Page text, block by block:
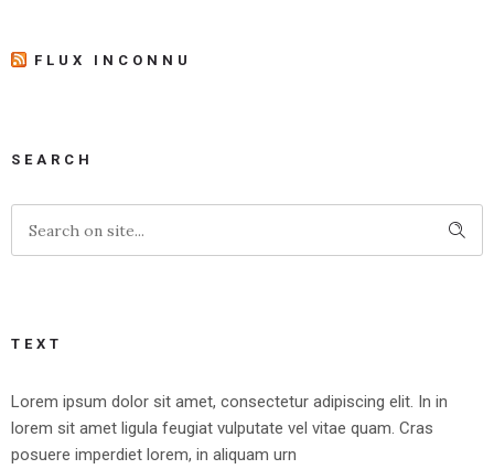
FLUX INCONNU
SEARCH
TEXT
Lorem ipsum dolor sit amet, consectetur adipiscing elit. In in
lorem sit amet ligula feugiat vulputate vel vitae quam. Cras
posuere imperdiet lorem, in aliquam urn